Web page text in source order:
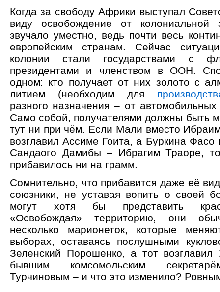
Когда за свободу Африки выступал
виду освобождение от колониальной
звучало уместно, ведь почти весь
европейским странам. Сейчас
колонии стали государствами с
президентами и членством в ООН.
одном: кто получает от них золото с
литием (необходим для
разного назначения – от
Само собой, получателями должны быть
тут ни при чём. Если Мали вместо
возглавил Ассиме Гоита, а Буркина
Сандаого Дамибы – Ибрагим Траоре,
прибавилось ни на грамм.
Сомнительно, что прибавится даже её
союзники, не уставая вопить о своей
могут хотя бы представить
«Освобождая» территорию, они
несколько марионеток, которые
выборах, оставаясь послушными
Зеленский Порошенко, а тот возглавил
бывшим комсомольским
Турчиновым – и что это изменило?